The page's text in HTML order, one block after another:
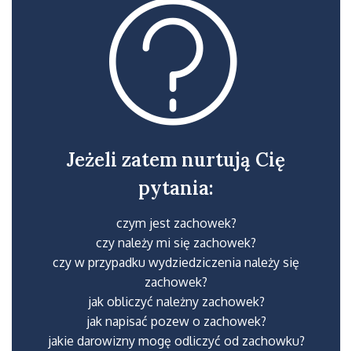
Jeżeli zatem nurtują Cię
pytania:
czym jest zachowek?
czy należy mi się zachowek?
czy w przypadku wydziedziczenia należy się
zachowek?
jak obliczyć należny zachowek?
jak napisać pozew o zachowek?
jakie darowizny mogę odliczyć od zachowku?